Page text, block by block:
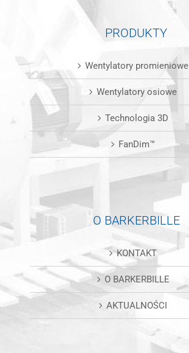
PRODUKTY
Wentylatory promieniowe
Wentylatory osiowe
Technologia 3D
FanDim™
O BARKERBILLE
KONTAKT
O BARKERBILLE
AKTUALNOŚCI